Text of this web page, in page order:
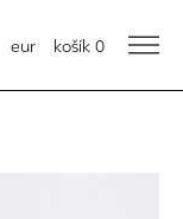
eur košík 0